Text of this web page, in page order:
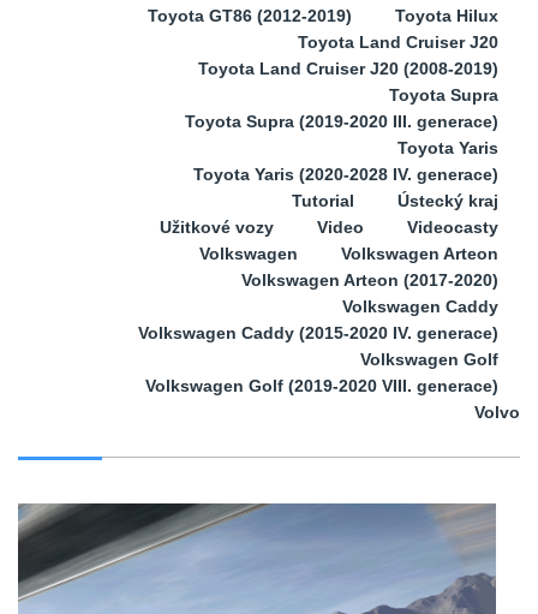
Toyota GT86 (2012-2019)
Toyota Hilux
Toyota Land Cruiser J20
Toyota Land Cruiser J20 (2008-2019)
Toyota Supra
Toyota Supra (2019-2020 III. generace)
Toyota Yaris
Toyota Yaris (2020-2028 IV. generace)
Tutorial
Ústecký kraj
Užitkové vozy
Video
Videocasty
Volkswagen
Volkswagen Arteon
Volkswagen Arteon (2017-2020)
Volkswagen Caddy
Volkswagen Caddy (2015-2020 IV. generace)
Volkswagen Golf
Volkswagen Golf (2019-2020 VIII. generace)
Volvo